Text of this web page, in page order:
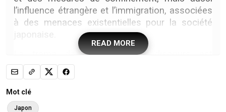
l’influence étrangère et l’immigration, associées
à des menaces existentielles pour la société
La trame de fond de son discours est
résolument conspirationniste, un discours qui
fait mouche dans un Japon profondément
secoué par la crise économique et par
l’accroissement marqué des inégalités.
READ MORE
Mot clé
Japon